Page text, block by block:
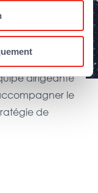
groupe
dirigeante
le
de